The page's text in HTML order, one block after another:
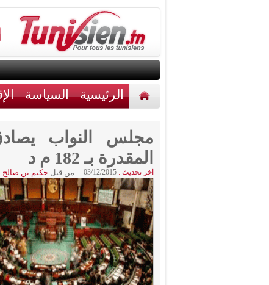
الرئيسية السياسة
مجلس النواب
المقدرة بـ 182 م د
اخر تحديث : 03/12/2015 من قبل حكيم بن صالح